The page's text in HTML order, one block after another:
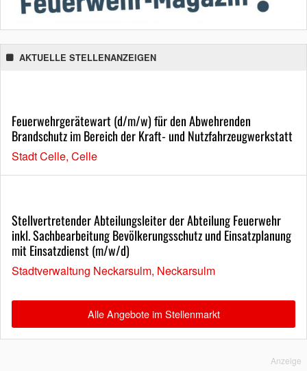
AKTUELLE STELLENANZEIGEN
Feuerwehrgerätewart (d/m/w) für den Abwehrenden
Brandschutz im Bereich der Kraft- und Nutzfahrzeugwerkstatt
Stadt Celle, Celle
Stellvertretender Abteilungsleiter der Abteilung Feuerwehr
inkl. Sachbearbeitung Bevölkerungsschutz und Einsatzplanung
mit Einsatzdienst (m/w/d)
Stadtverwaltung Neckarsulm, Neckarsulm
Alle Angebote im Stellenmarkt
Anzeige